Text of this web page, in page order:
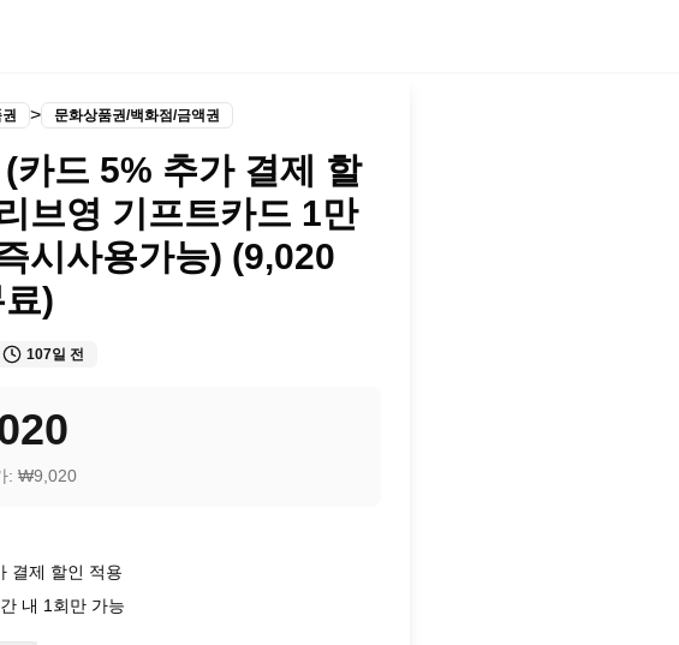
> 문화상품권/백화점/금액권
카드 5% 추가 결제 할
브영 기프트카드 1만
시사용가능) (9,020
)
107일 전
: ₩9,020
결제 할인 적용
내 1회만 가능